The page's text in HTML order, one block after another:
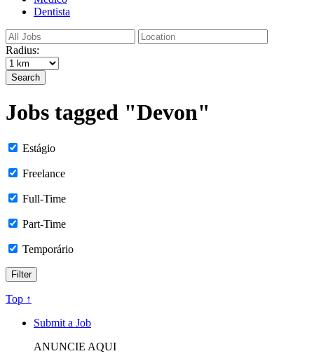
Dentista
Radius:
Search
Jobs tagged "Devon"
Estágio
Freelance
Full-Time
Part-Time
Temporário
Top ↑
Submit a Job
ANUNCIE AQUI